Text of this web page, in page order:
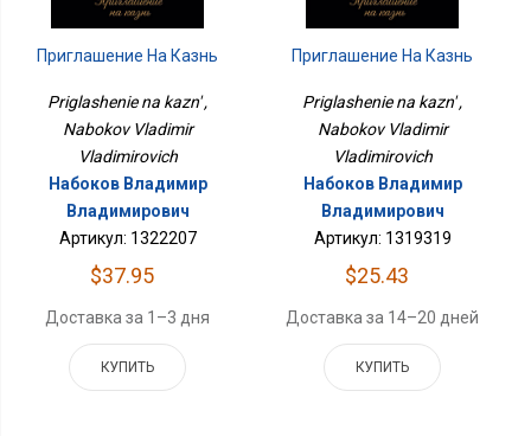
Приглашение На Казнь
Priglashenie na kazn' ,
Nabokov Vladimir
Vladimirovich
Набоков Владимир
Владимирович
Артикул: 1322207
$37.95
Доставка за 1–3 дня
КУПИТЬ
Приглашение На Казнь
Priglashenie na kazn' ,
Nabokov Vladimir
Vladimirovich
Набоков Владимир
Владимирович
Артикул: 1319319
$25.43
Доставка за 14–20 дней
КУПИТЬ